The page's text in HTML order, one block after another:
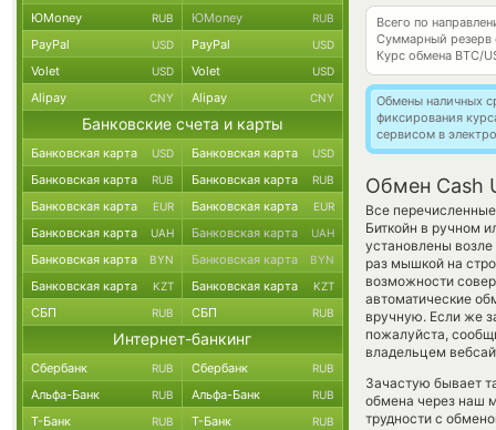
Всего по
Суммарный резерв
Курс обмена BTC/
Обмены наличных
фиксирования
сервисом в
Обмен Cash
Все
Биткойн в ручном
установлены возле
раз мышкой на
возможности
автоматические
вручную. Если же
пожалуйста,
владельцем
Зачастую бывает
обмена через наш
трудности с
ЮMoney RUB ЮMoney RUB
PayPal USD PayPal USD
Volet USD Volet USD
Alipay CNY Alipay CNY
Банковские счета и карты
Банковская карта USD Банковская карта USD
Банковская карта RUB Банковская карта RUB
Банковская карта EUR Банковская карта EUR
Банковская карта UAH Банковская карта UAH
Банковская карта BYN Банковская карта BYN
Банковская карта KZT Банковская карта KZT
СБП RUB СБП RUB
Интернет-банкинг
Сбербанк RUB Сбербанк RUB
Альфа-Банк RUB Альфа-Банк RUB
Т-Банк RUB Т-Банк RUB